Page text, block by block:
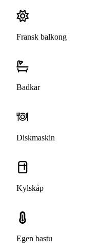
Fransk balkong
Badkar
Diskmaskin
Kylskåp
Egen bastu